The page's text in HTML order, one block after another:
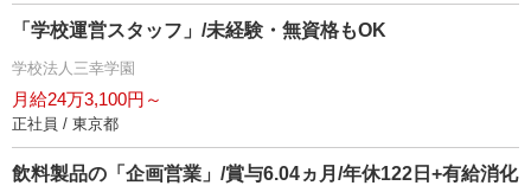
「学校運営スタッフ」/未経験・無資格もOK
学校法人三幸学園
月給24万3,100円～
正社員 / 東京都
飲料製品の「企画営業」/賞与6.04ヵ月/年休122日+有給消化